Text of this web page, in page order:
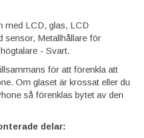
med LCD, glas, LCD
sensor, Metallhållare för
- Svart.
för att förenkla att
Om glaset är krossat eller du
så förenklas bytet av den
delar: